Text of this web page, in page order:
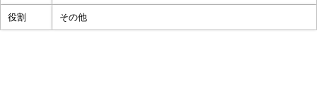
役割 その他